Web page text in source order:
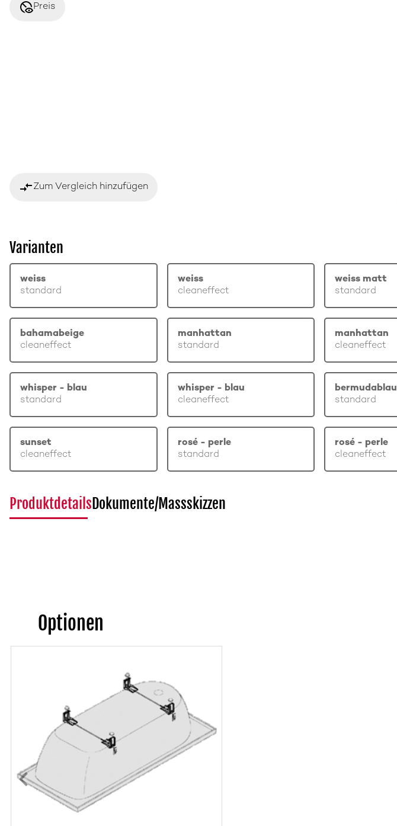
disabled_visiblePreis
compare_arrowsZum Vergleich hinzufügen
Varianten
weiss
standard
weiss
cleaneffect
weiss matt
standard
bahamabeige
cleaneffect
manhattan
standard
manhattan
cleaneffect
whisper - blau
standard
whisper - blau
cleaneffect
bermudablau
standard
sunset
cleaneffect
rosé - perle
standard
rosé - perle
cleaneffect
ProduktdetailsDokumente/Massskizzen
Optionen